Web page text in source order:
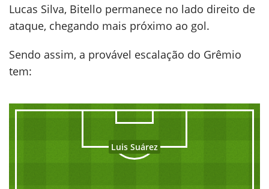
Lucas Silva, Bitello permanece no lado direito de
ataque, chegando mais próximo ao gol.
Sendo assim, a provável escalação do Grêmio
tem:
Luis Suárez